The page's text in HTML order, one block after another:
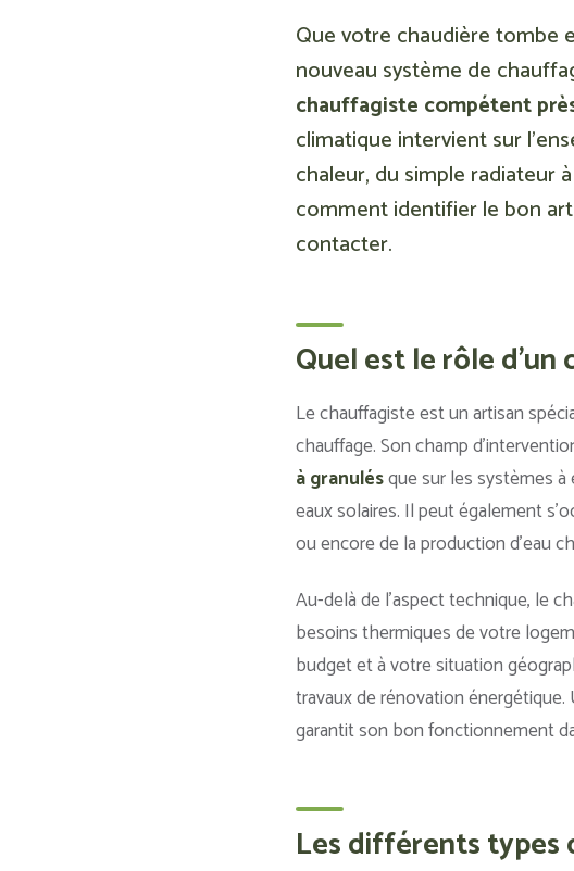
Que votre chaudière tombe
nouveau système de
chauffagiste compétent
climatique intervient sur
chaleur, du simple radiateur
comment identifier le bon
contacter.
Quel est le rôle d'un
Le chauffagiste est un artisan
chauffage. Son champ
à granulésque sur les systèmes
eaux solaires. Il peut également
ou encore de la production d’eau
Au-delà de l’aspect technique, le
besoins thermiques de votre
budget et à votre situation
travaux de rénovation
garantit son bon fonctionnement
Les différents